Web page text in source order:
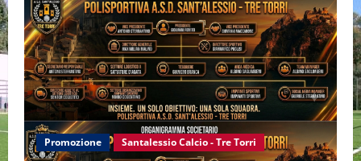
Promozione Santalessio Calcio - Tre Torri